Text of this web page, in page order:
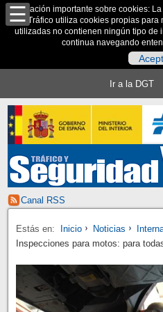
Información importante sobre cookies:
de Tráfico utiliza cookies propias
utilizadas no contienen ningún tipo de
continua navegando
Ir a la DGT
Canal RSS
Estás en: Inicio Noticias
Inspecciones para motos: para